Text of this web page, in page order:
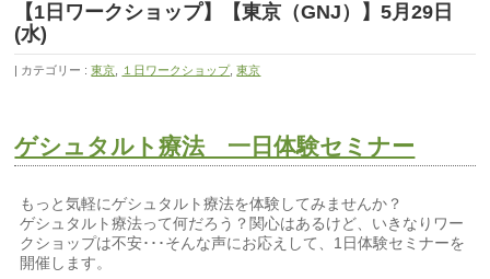
【1日ワークショップ】【東京（GNJ）】5月29日
(水)
カテゴリー :東京 １日ワークショップ,東京
ゲシュタルト療法 一日体験セミナー
もっと気軽にゲシュタルト療法を体験してみませんか？
ゲシュタルト療法って何だろう？関心はあるけど、いきなりワー
クショップは不安･･･そんな声にお応えして、1日体験セミナーを
開催します。